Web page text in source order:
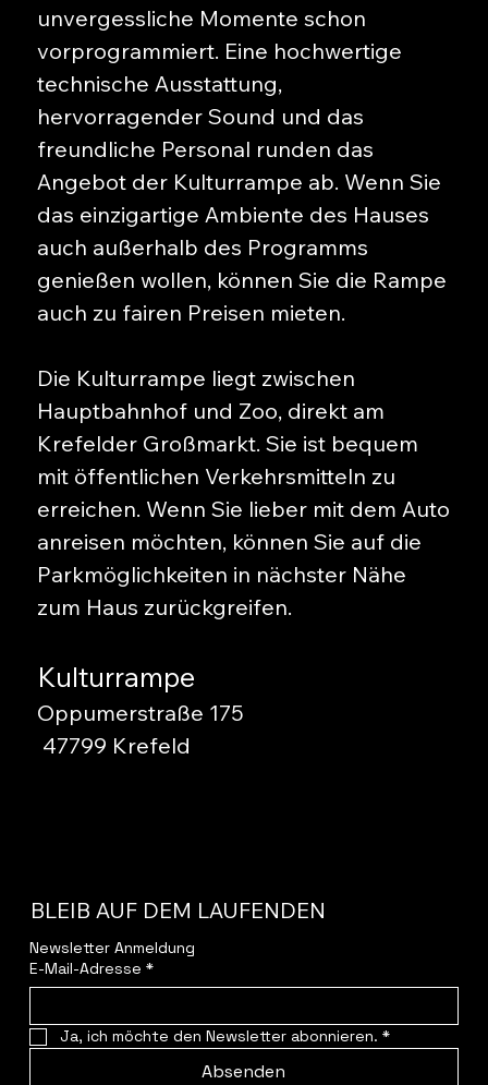
unvergessliche Momente schon
vorprogrammiert. Eine hochwertige
technische Ausstattung,
hervorragender Sound und das
freundliche Personal runden das
Angebot der Kulturrampe ab. Wenn Sie
das einzigartige Ambiente des Hauses
auch außerhalb des Programms
genießen wollen, können Sie die Rampe
auch zu fairen Preisen mieten.
Die Kulturrampe liegt zwischen
Hauptbahnhof und Zoo, direkt am
Krefelder Großmarkt. Sie ist bequem
mit öffentlichen Verkehrsmitteln zu
erreichen. Wenn Sie lieber mit dem Auto
anreisen möchten, können Sie auf die
Parkmöglichkeiten in nächster Nähe
zum Haus zurückgreifen.
Kulturrampe
Oppumerstraße 175
47799 Krefeld
BLEIB AUF DEM LAUFENDEN
Newsletter Anmeldung
E-Mail-Adresse *
Ja, ich möchte den Newsletter abonnieren. *
Absenden